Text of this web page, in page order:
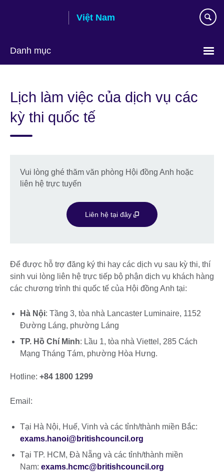
Việt Nam
Danh mục
language
Lịch làm việc của dịch vụ các
kỳ thi quốc tế
Vui lòng ghé thăm văn phòng Hội đồng Anh hoặc
liên hệ trực tuyến
Liên hệ tại đây
Để được hỗ trợ đăng ký thi hay các dịch vụ sau kỳ thi, thí
sinh vui lòng liên hệ trực tiếp bộ phận dịch vụ khách hàng
các chương trình thi quốc tế của Hội đồng Anh tại:
Hà Nội: Tầng 3, tòa nhà Lancaster Luminaire, 1152
Đường Láng, phường Láng
TP. Hồ Chí Minh: Lầu 1, tòa nhà Viettel, 285 Cách
Mạng Tháng Tám, phường Hòa Hưng.
Hotline: +84 1800 1299
Email:
Tại Hà Nội, Huế, Vinh và các tỉnh/thành miền Bắc:
exams.hanoi@britishcouncil.org
Tại TP. HCM, Đà Nẵng và các tỉnh/thành miền
Nam: exams.hcmc@britishcouncil.org